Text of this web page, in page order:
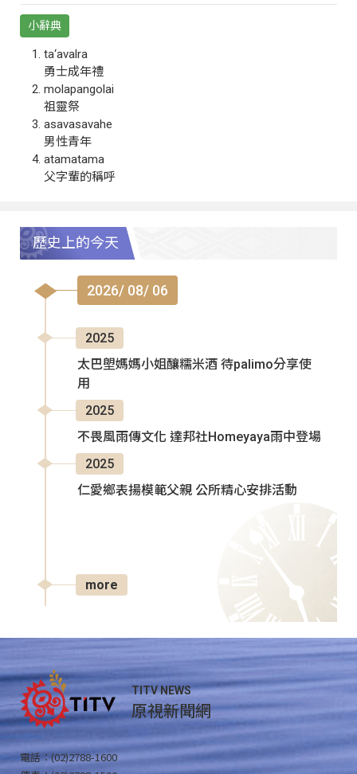
小辭典
ta‘avalra
勇士成年禮
molapangolai
祖靈祭
asavasavahe
男性青年
atamatama
父字輩的稱呼
歷史上的今天
2026/ 08/ 06
2025
太巴塱媽媽小姐釀糯米酒 待palimo分享使
用
2025
不畏風雨傳文化 達邦社Homeyaya雨中登場
2025
仁愛鄉表揚模範父親 公所精心安排活動
more
TITV NEWS
原視新聞網
電話：(02)2788-1600